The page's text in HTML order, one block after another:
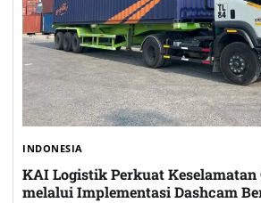
INDONESIA
KAI Logistik Perkuat Keselamatan
melalui Implementasi Dashcam